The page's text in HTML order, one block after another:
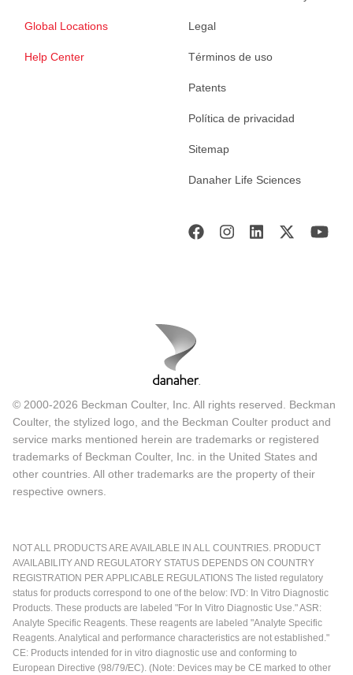
Global Locations
Help Center
Legal
Términos de uso
Patents
Política de privacidad
Sitemap
Danaher Life Sciences
© 2000-2026 Beckman Coulter, Inc. All rights reserved. Beckman
Coulter, the stylized logo, and the Beckman Coulter product and
service marks mentioned herein are trademarks or registered
trademarks of Beckman Coulter, Inc. in the United States and
other countries. All other trademarks are the property of their
respective owners.
NOT ALL PRODUCTS ARE AVAILABLE IN ALL COUNTRIES. PRODUCT
AVAILABILITY AND REGULATORY STATUS DEPENDS ON COUNTRY
REGISTRATION PER APPLICABLE REGULATIONS The listed regulatory
status for products correspond to one of the below: IVD: In Vitro Diagnostic
Products. These products are labeled "For In Vitro Diagnostic Use." ASR:
Analyte Specific Reagents. These reagents are labeled "Analyte Specific
Reagents. Analytical and performance characteristics are not established."
CE: Products intended for in vitro diagnostic use and conforming to
European Directive (98/79/EC). (Note: Devices may be CE marked to other